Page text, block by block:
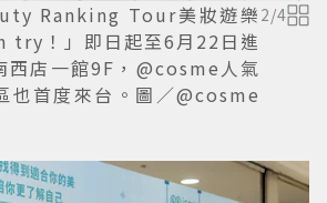
Ranking Tour美妝遊樂
！」即日起至6月22日進
西店一館9F，@cosme人氣
也首度來台。圖／@cosme
2/4